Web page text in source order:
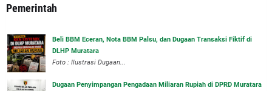
Pemerintah
‎Beli BBM Eceran, Nota BBM Palsu, dan Dugaan Transaksi Fiktif di
DLHP Muratara
Foto : Ilustrasi Dugaan...
‎Dugaan Penyimpangan Pengadaan Miliaran Rupiah di DPRD Muratara